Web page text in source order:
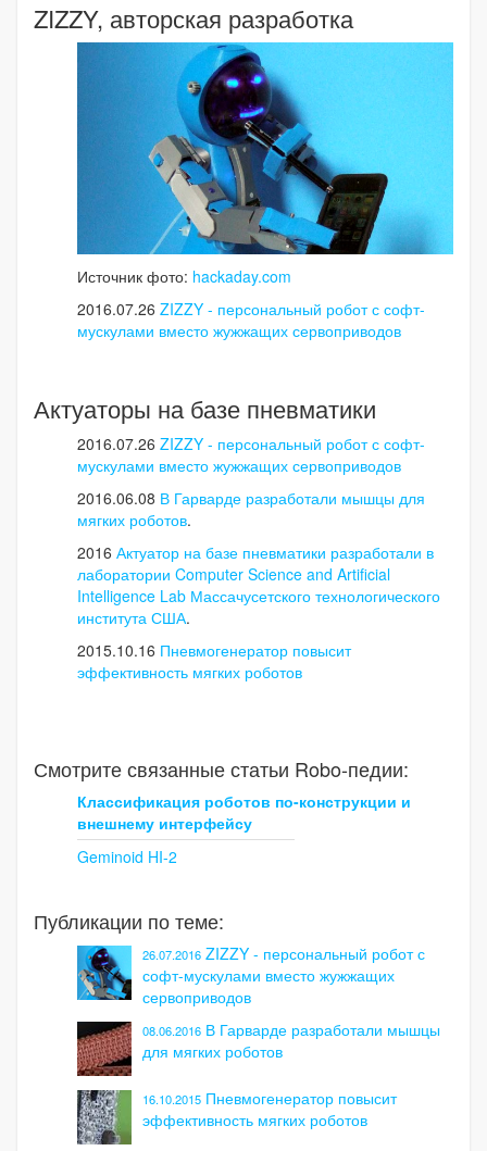
ZIZZY, авторская разработка
Источник фото: hackaday.com
2016.07.26 ZIZZY - персональный робот с софт-
мускулами вместо жужжащих сервоприводов
Актуаторы на базе пневматики
2016.07.26 ZIZZY - персональный робот с софт-
мускулами вместо жужжащих сервоприводов
2016.06.08 В Гарварде разработали мышцы для
мягких роботов.
2016 Актуатор на базе пневматики разработали в
лаборатории Computer Science and Artificial
Intelligence Lab Массачусетского технологического
института США.
2015.10.16 Пневмогенератор повысит
эффективность мягких роботов
Смотрите связанные статьи Robo-педии:
Классификация роботов по-конструкции и
внешнему интерфейсу
Geminoid HI-2
Публикации по теме:
26.07.2016 ZIZZY - персональный робот с
софт-мускулами вместо жужжащих
сервоприводов
08.06.2016 В Гарварде разработали мышцы
для мягких роботов
16.10.2015 Пневмогенератор повысит
эффективность мягких роботов